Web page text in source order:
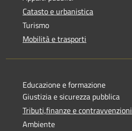
Catasto e urbanistica
Turismo
Mobilità e trasporti
Educazione e formazione
Giustizia e sicurezza pubblica
Tributi,finanze e contravvenzioni
Ambiente